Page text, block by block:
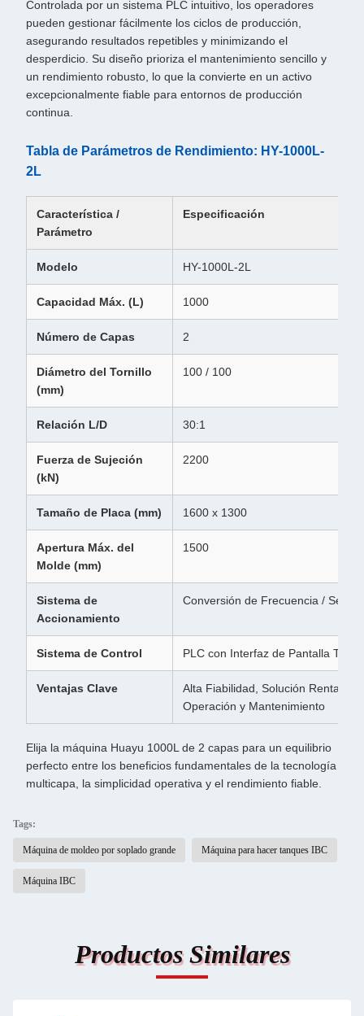
Controlada por un sistema PLC intuitivo, los operadores
pueden gestionar fácilmente los ciclos de producción,
asegurando resultados repetibles y minimizando el
desperdicio. Su diseño prioriza el mantenimiento sencillo y
un rendimiento robusto, lo que la convierte en un activo
excepcionalmente fiable para entornos de producción
continua.
Tabla de Parámetros de Rendimiento: HY-1000L-
2L
Característica /
Parámetro
Especificación
Modelo HY-1000L-2L
Capacidad Máx. (L) 1000
Número de Capas 2
Diámetro del Tornillo
(mm)
100 / 100
Relación L/D 30:1
Fuerza de Sujeción
(kN)
2200
Tamaño de Placa (mm) 1600 x 1300
Apertura Máx. del
Molde (mm)
1500
Sistema de
Accionamiento
Conversión de Frecuencia / Servo
Sistema de Control PLC con Interfaz de Pantalla Táctil
Ventajas Clave
Alta Fiabilidad, Solución Rentable
Operación y Mantenimiento
Elija la máquina Huayu 1000L de 2 capas para un equilibrio
perfecto entre los beneficios fundamentales de la tecnología
multicapa, la simplicidad operativa y el rendimiento fiable.
Tags:
Máquina de moldeo por soplado grande Máquina para hacer tanques IBC
Máquina IBC
Productos Similares